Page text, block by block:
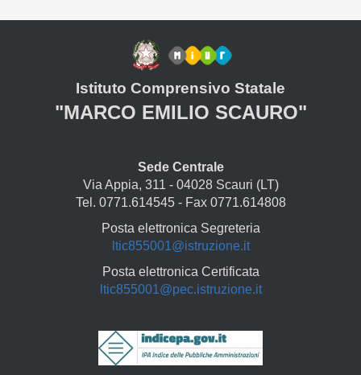
Istituto Comprensivo Statale
"MARCO EMILIO SCAURO"
Sede Centrale
Via Appia, 311 - 04028 Scauri (LT)
Tel. 0771.614545 - Fax 0771.614808
Posta elettronica Segreteria
ltic855001@istruzione.it
Posta elettronica Certificata
ltic855001@pec.istruzione.it